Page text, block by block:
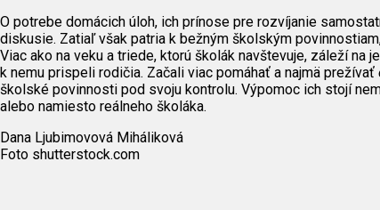
O potrebe domácich úloh, ich prínose pre rozvíjanie
diskusie. Zatiaľ však patria k bežným školským
Viac ako na veku a triede, ktorú školák navštevuje, záleží
k nemu prispeli rodičia. Začali viac pomáhať a najmä prežívať
školské povinnosti pod svoju kontrolu. Výpomoc ich stojí
alebo namiesto reálneho školáka.
Dana Ljubimovová Miháliková
Foto shutterstock.com